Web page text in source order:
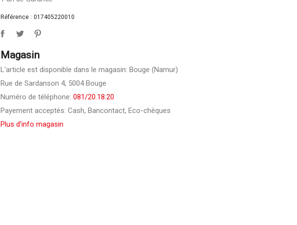
Référence : 017405220010
Magasin
L'article est disponible dans le magasin: Bouge (Namur)
Rue de Sardanson 4, 5004 Bouge
Numéro de téléphone: 081/20.18.20
Payement acceptés: Cash, Bancontact, Eco-chèques
Plus d'info magasin